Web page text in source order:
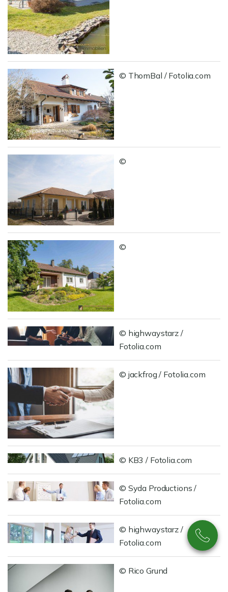
© ThomBal / Fotolia.com
©
©
© highwaystarz /
Fotolia.com
© jackfrog / Fotolia.com
© KB3 / Fotolia.com
© Syda Productions /
Fotolia.com
© highwaystarz /
Fotolia.com
© Rico Grund